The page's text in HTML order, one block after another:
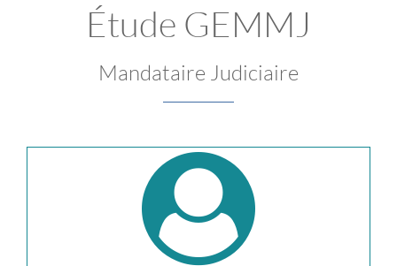
Étude GEMMJ
Mandataire Judiciaire